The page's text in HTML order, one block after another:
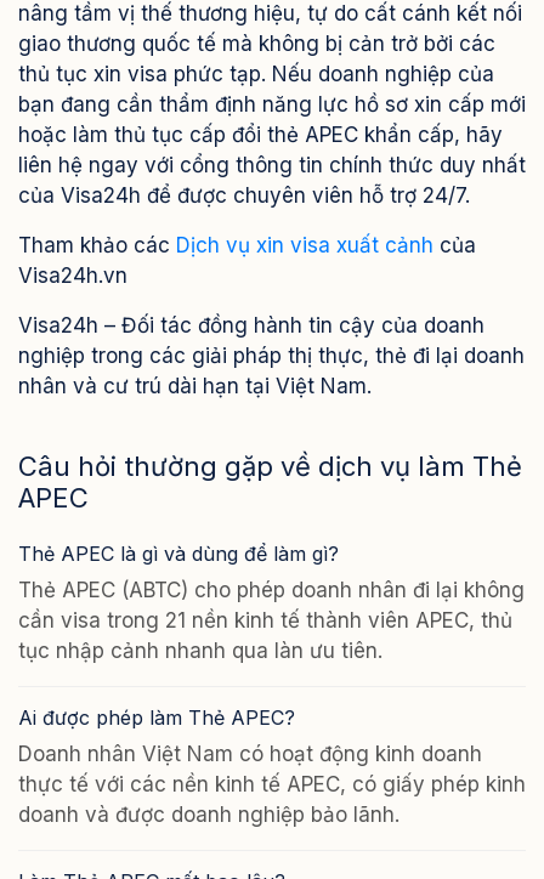
nâng tầm vị thế thương hiệu, tự do cất cánh kết nối
giao thương quốc tế mà không bị cản trở bởi các
thủ tục xin visa phức tạp. Nếu doanh nghiệp của
bạn đang cần thẩm định năng lực hồ sơ xin cấp mới
hoặc làm thủ tục cấp đổi thẻ APEC khẩn cấp, hãy
liên hệ ngay với cổng thông tin chính thức duy nhất
của Visa24h để được chuyên viên hỗ trợ 24/7.
Tham khảo các Dịch vụ xin visa xuất cảnh của
Visa24h.vn
Visa24h – Đối tác đồng hành tin cậy của doanh
nghiệp trong các giải pháp thị thực, thẻ đi lại doanh
nhân và cư trú dài hạn tại Việt Nam.
Câu hỏi thường gặp về dịch vụ làm Thẻ
APEC
Thẻ APEC là gì và dùng để làm gì?
Thẻ APEC (ABTC) cho phép doanh nhân đi lại không
cần visa trong 21 nền kinh tế thành viên APEC, thủ
tục nhập cảnh nhanh qua làn ưu tiên.
Ai được phép làm Thẻ APEC?
Doanh nhân Việt Nam có hoạt động kinh doanh
thực tế với các nền kinh tế APEC, có giấy phép kinh
doanh và được doanh nghiệp bảo lãnh.